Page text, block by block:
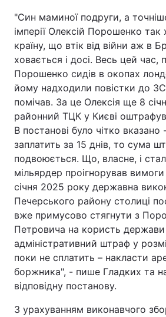
Спорт Наука
Техно і зв'язок Лайт
Зброя
Здоров'я
Екологія
Лонгріди
Відео з Youtube Статті
Інтерв'ю Думки
Архів
"Син маминої подруги, а
імперії Олексій Порошенко так
країну, що втік від війни аж в
ховається і досі. Весь цей час,
Порошенко сидів в окопах
йому надходили повістки до
помічав. За це Олексія ще 8
районний ТЦК у Києві
В постанові було чітко
заплатить за 15 днів, то сума
подвоюється. Що, власне, і
мільярдер проігнорував
січня 2025 року державна
Печерського району столиці
вже примусово стягнути з
Петровича на користь держави
адміністративний штраф у
поки не сплатить – накласти
боржника", - пише Гладких та
відповідну постанову.
З урахуванням виконавчого